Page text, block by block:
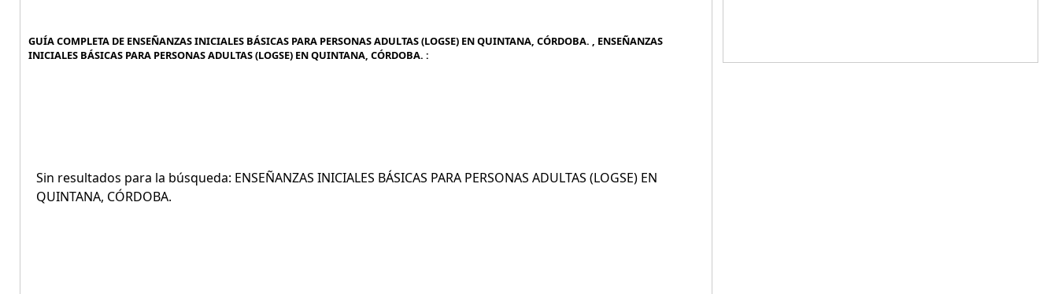
GUÍA COMPLETA DE ENSEÑANZAS INICIALES BÁSICAS PARA PERSONAS ADULTAS (LOGSE) EN QUINTANA, CÓRDOBA. , ENSEÑANZAS
INICIALES BÁSICAS PARA PERSONAS ADULTAS (LOGSE) EN QUINTANA, CÓRDOBA. :
Sin resultados para la búsqueda: ENSEÑANZAS INICIALES BÁSICAS PARA PERSONAS ADULTAS (LOGSE) EN
QUINTANA, CÓRDOBA.